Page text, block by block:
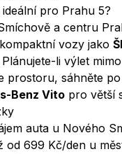
pro Prahu 5?
a centru
vozy jako
Plánujete-li výlet
prostoru, sáhněte po
Benz Vito pro větší
auta u Nového
od 699 Kč/den u